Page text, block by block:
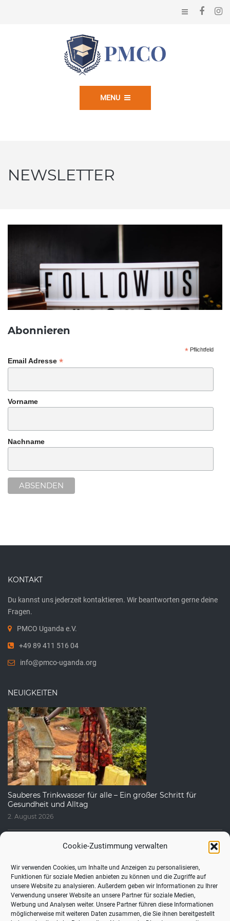
Cookie-Zustimmung verwalten
Wir verwenden Cookies, um Inhalte und Anzeigen zu personalisieren,
Funktionen für soziale Medien anbieten zu können und die Zugriffe auf
unsere Website zu analysieren. Außerdem geben wir Informationen zu Ihrer
Verwendung unserer Website an unsere Partner für soziale Medien,
Werbung und Analysen weiter. Unsere Partner führen diese Informationen
möglicherweise mit weiteren Daten zusammen, die Sie ihnen bereitgestellt
MENU
NEWSLETTER
Abonnieren
* Pflichtfeld
Email Adresse *
Vorname
Nachname
KONTAKT
Du kannst uns jederzeit kontaktieren. Wir beantworten gerne deine
Fragen.
PMCO Uganda e.V.
+49 89 411 516 04
info@pmco-uganda.org
NEUIGKEITEN
Sauberes Trinkwasser für alle – Ein großer Schritt für
Gesundheit und Alltag
2. August 2026